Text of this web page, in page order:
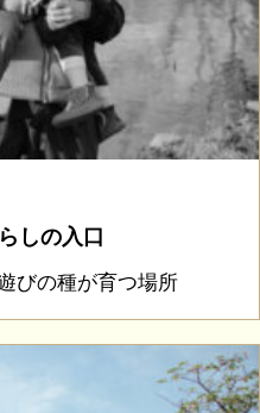
しの入口
びの種が育つ場所